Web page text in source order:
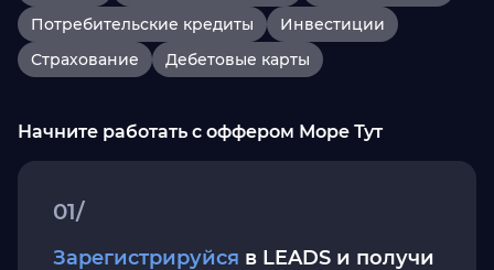
Потребительские кредиты
Инвестиции
Страхование
Дебетовые карты
Начните работать с оффером Море Тут
01/
Зарегистрируйся в LEADS и получи